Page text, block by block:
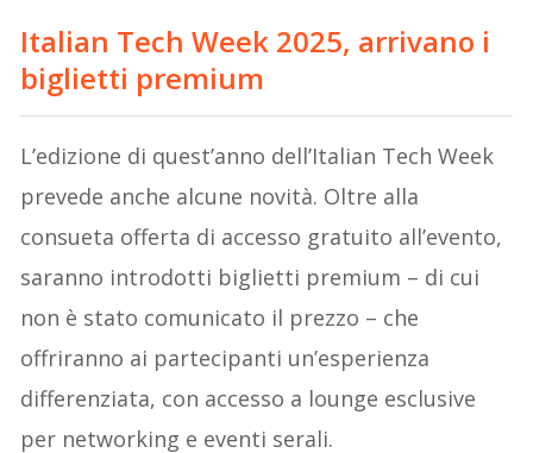
Italian Tech Week 2025, arrivano i
biglietti premium
L’edizione di quest’anno dell’Italian Tech Week
prevede anche alcune novità. Oltre alla
consueta offerta di accesso gratuito all’evento,
saranno introdotti biglietti premium – di cui
non è stato comunicato il prezzo – che
offriranno ai partecipanti un’esperienza
differenziata, con accesso a lounge esclusive
per networking e eventi serali.